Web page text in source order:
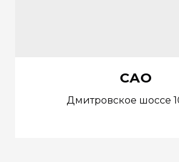
САО
Дмитровское шоссе